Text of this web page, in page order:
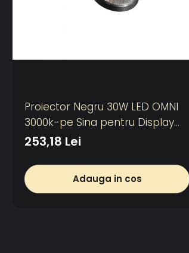
Proiector Negru 30W LED OMNI
3000k-pe Sina pentru Display
Magazin
253,18 Lei
Adauga in cos